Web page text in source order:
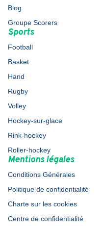
Blog
Groupe Scorers
Sports
Football
Basket
Hand
Rugby
Volley
Hockey-sur-glace
Rink-hockey
Roller-hockey
Mentions légales
Conditions Générales
Politique de confidentialité
Charte sur les cookies
Centre de confidentialité